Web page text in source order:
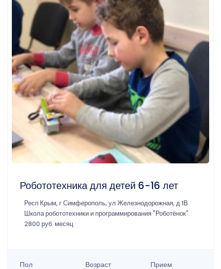
Робототехника для детей 6-16 лет
Респ Крым, г Симферополь, ул Железнодорожная, д 1В
Школа робототехники и программирования "Роботёнок"
2800 руб. месяц
Пол Возраст Прием